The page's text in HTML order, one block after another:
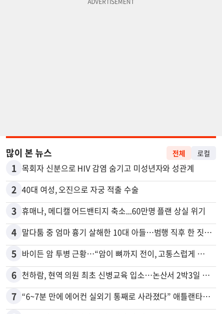
많이 본 뉴스 전체 로컬
1 목회자 신분으로 HIV 감염 숨기고 미성년자와 성관계
2 40대 여성, 오진으로 자궁 적출 수술
3 휴매나, 메디캘 어드밴티지 축소...60만명 플랜 상실 위기
4 말다툼 중 엄마 흉기 살해한 10대 아들…범행 직후 한 짓 충격
5 바이든 암 투병 근황…“암이 뼈까지 전이, 고통스럽게 투병 중”
6 천하람, 현역 의원 최초 신병교육 입소…논산서 2박3일 생활
7 “6~7분 만에 에어컨 실외기 통째로 사라졌다” 애틀랜타서 실외기 도난 급증